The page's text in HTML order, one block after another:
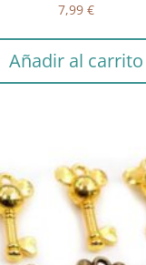
7,99 €
Añadir al carrito